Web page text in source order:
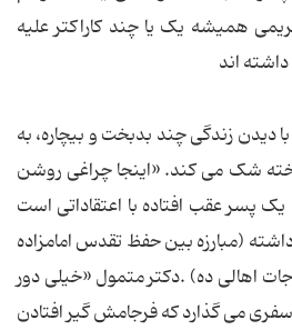
همیشه یک یا چند کاراکتر علیه
اند
دیدن زندگی چند بدبخت و بیچاره، به
شک می کند. «اینجا چراغی روشن
پسر عقب افتاده با اعتقاداتی است
داشته (مبارزه بین حفظ تقدس امامزاده
اهالی ده) .دکتر متمول «خیلی دور
سفری می گذارد که فرجامش گیر افتادن